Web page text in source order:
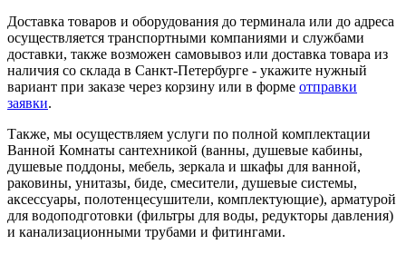
Доставка товаров и оборудования до терминала или до адреса
осуществляется транспортными компаниями и службами
доставки, также возможен самовывоз или доставка товара из
наличия со склада в Санкт-Петербурге - укажите нужный
вариант при заказе через корзину или в форме отправки
заявки.
Также, мы осуществляем услуги по полной комплектации
Ванной Комнаты сантехникой (ванны, душевые кабины,
душевые поддоны, мебель, зеркала и шкафы для ванной,
раковины, унитазы, биде, смесители, душевые системы,
аксессуары, полотенцесушители, комплектующие), арматурой
для водоподготовки (фильтры для воды, редукторы давления)
и канализационными трубами и фитингами.